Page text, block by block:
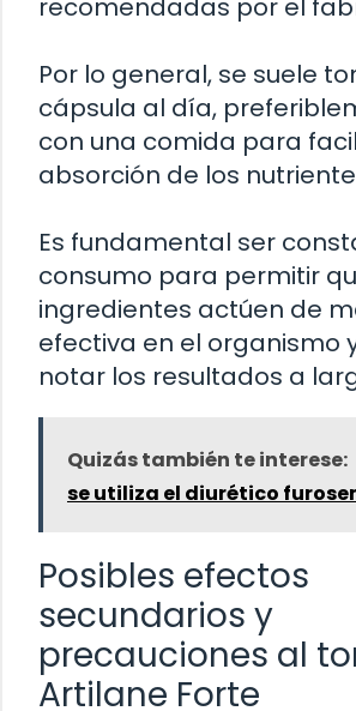
recomendadas por el
Por lo general, se suele
cápsula al día,
con una comida para
absorción de los
Es fundamental ser
consumo para permitir
ingredientes actúen de
efectiva en el organismo
notar los resultados a
Quizás también te interese:
se utiliza el diurético
Posibles efectos
secundarios y
precauciones al
Artilane Forte